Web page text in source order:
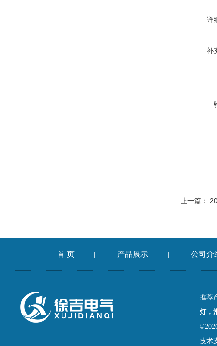
详
补
上一篇：
首 页 | 产品展示 | 公司介
推荐
灯，
技术